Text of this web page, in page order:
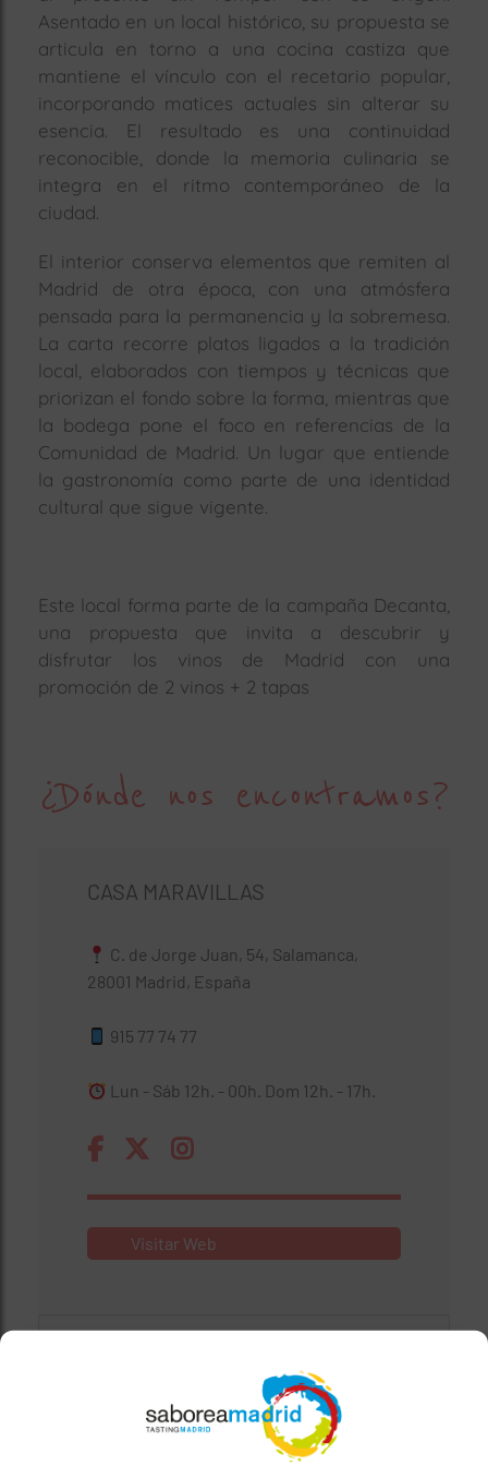
Asentado en un local histórico, su propuesta se
articula en torno a una cocina castiza que
mantiene el vínculo con el recetario popular,
incorporando matices actuales sin alterar su
esencia. El resultado es una continuidad
reconocible, donde la memoria culinaria se
integra en el ritmo contemporáneo de la
ciudad.
El interior conserva elementos que remiten al
Madrid de otra época, con una atmósfera
pensada para la permanencia y la sobremesa.
La carta recorre platos ligados a la tradición
local, elaborados con tiempos y técnicas que
priorizan el fondo sobre la forma, mientras que
la bodega pone el foco en referencias de la
Comunidad de Madrid. Un lugar que entiende
la gastronomía como parte de una identidad
cultural que sigue vigente.
Este local forma parte de la campaña Decanta,
una propuesta que invita a descubrir y
disfrutar los vinos de Madrid con una
promoción de 2 vinos + 2 tapas
¿Dónde nos encontramos?
CASA MARAVILLAS
C. de Jorge Juan, 54, Salamanca,
28001 Madrid, España
915 77 74 77
Lun - Sáb 12h. - 00h. Dom 12h. - 17h.
Visitar Web